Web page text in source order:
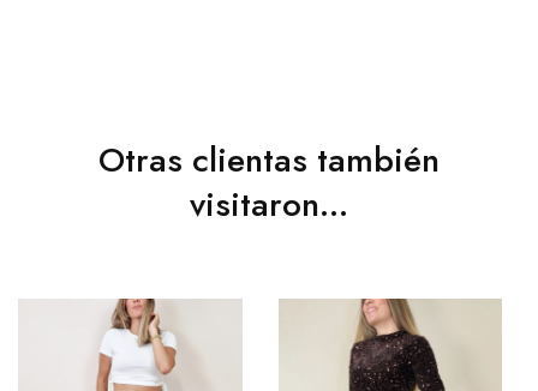
Otras clientas también
visitaron...